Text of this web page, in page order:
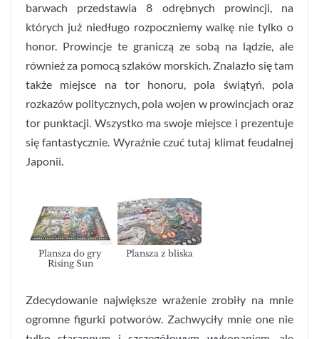
barwach przedstawia 8 odrębnych prowincji, na
których już niedługo rozpoczniemy walkę nie tylko o
honor. Prowincje te graniczą ze sobą na lądzie, ale
również za pomocą szlaków morskich. Znalazło się tam
także miejsce na tor honoru, pola świątyń, pola
rozkazów politycznych, pola wojen w prowincjach oraz
tor punktacji. Wszystko ma swoje miejsce i prezentuje
się fantastycznie. Wyraźnie czuć tutaj klimat feudalnej
Japonii.
Plansza do gry
Rising Sun
Plansza z bliska
Zdecydowanie największe wrażenie zrobiły na mnie
ogromne figurki potworów. Zachwyciły mnie one nie